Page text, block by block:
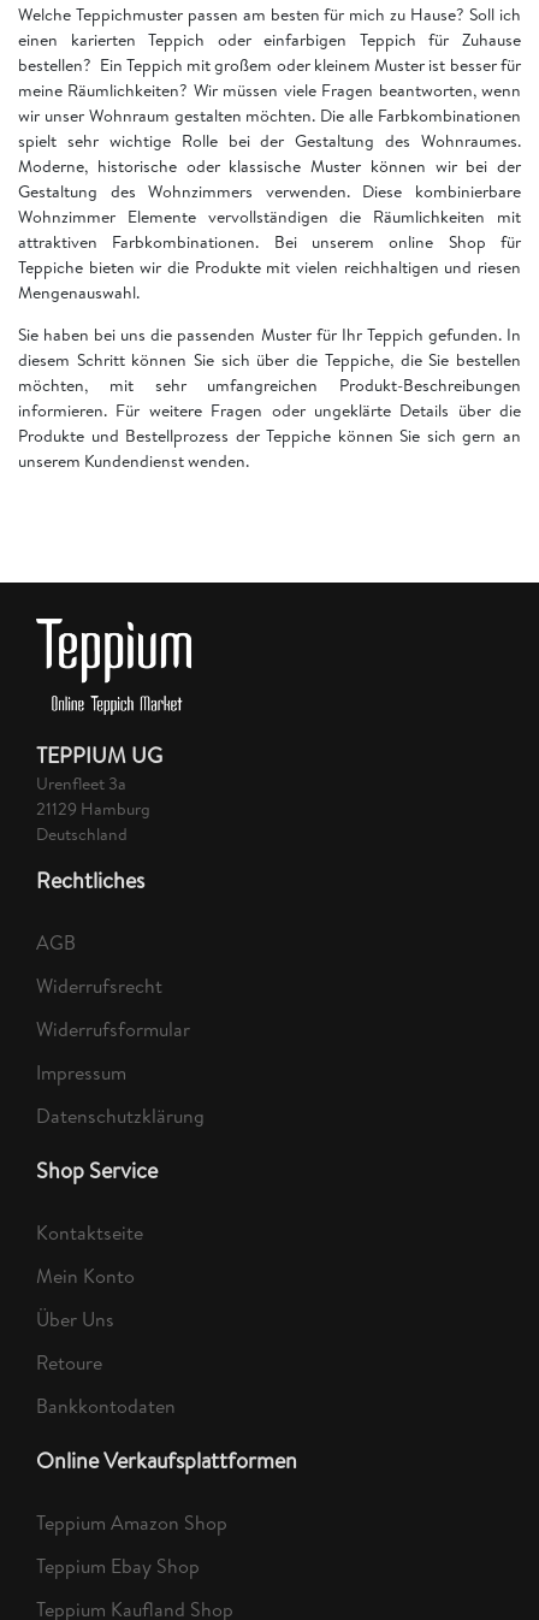
Welche Teppichmuster passen am besten für mich zu Hause? Soll ich
einen karierten Teppich oder einfarbigen Teppich für Zuhause
bestellen? Ein Teppich mit großem oder kleinem Muster ist besser für
meine Räumlichkeiten? Wir müssen viele Fragen beantworten, wenn
wir unser Wohnraum gestalten möchten. Die alle Farbkombinationen
spielt sehr wichtige Rolle bei der Gestaltung des Wohnraumes.
Moderne, historische oder klassische Muster können wir bei der
Gestaltung des Wohnzimmers verwenden. Diese kombinierbare
Wohnzimmer Elemente vervollständigen die Räumlichkeiten mit
attraktiven Farbkombinationen. Bei unserem online Shop für
Teppiche bieten wir die Produkte mit vielen reichhaltigen und riesen
Mengenauswahl.
Sie haben bei uns die passenden Muster für Ihr Teppich gefunden. In
diesem Schritt können Sie sich über die Teppiche, die Sie bestellen
möchten, mit sehr umfangreichen Produkt-Beschreibungen
informieren. Für weitere Fragen oder ungeklärte Details über die
Produkte und Bestellprozess der Teppiche können Sie sich gern an
unserem Kundendienst wenden.
TEPPIUM UG
Urenfleet 3a
21129 Hamburg
Deutschland
Rechtliches
AGB
Widerrufsrecht
Widerrufsformular
Impressum
Datenschutzklärung
Shop Service
Kontaktseite
Mein Konto
Über Uns
Retoure
Bankkontodaten
Online Verkaufsplattformen
Teppium Amazon Shop
Teppium Ebay Shop
Teppium Kaufland Shop